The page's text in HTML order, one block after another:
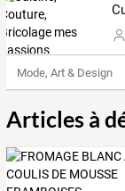
Mode, Art & Design
Articles à